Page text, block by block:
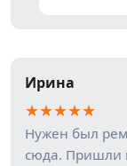
Ирина
★★★★★
Нужен был
сюда. Пришли